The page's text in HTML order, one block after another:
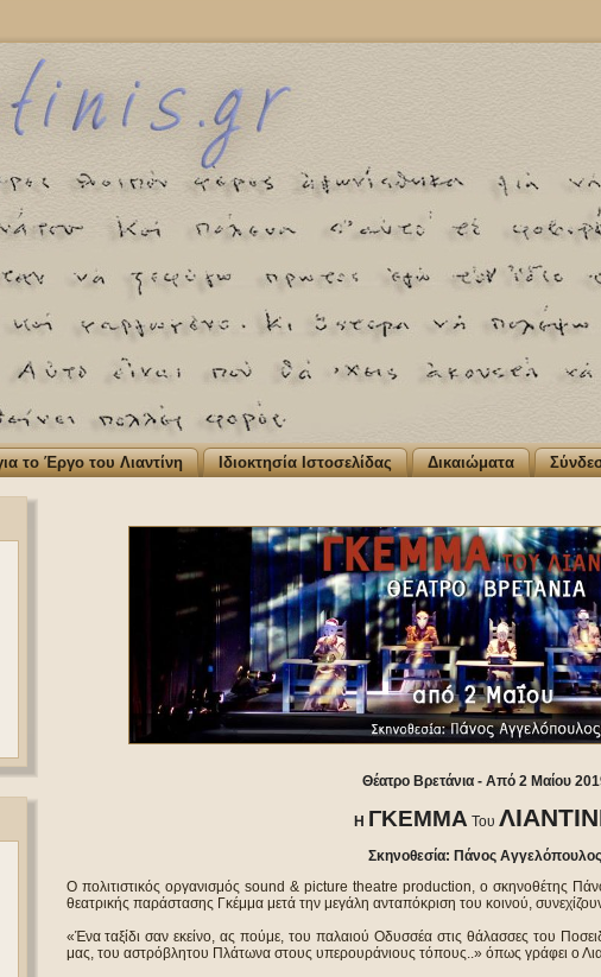
το Έργο του Λιαντίνη Ιδιοκτησία Ιστοσελίδας Δικαιώματα
Θέατρο Βρετάνια - Από 2 Μαίου
Η ΓΚΕΜΜΑ Του
Σκηνοθεσία: Πάνος Αγγελόπουλος
Ο πολιτιστικός οργανισμός sound & picture theatre production, ο σκηνοθέτης
θεατρικής παράστασης Γκέμμα μετά την μεγάλη ανταπόκριση του κοινού,
«Ένα ταξίδι σαν εκείνο, ας πούμε, του παλαιού Οδυσσέα στις θάλασσες του
μας, του αστρόβλητου Πλάτωνα στους υπερουράνιους τόπους..» όπως γράφει ο